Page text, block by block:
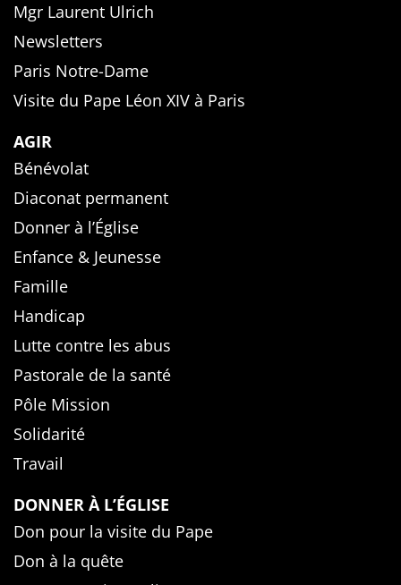
Mgr Laurent Ulrich
Newsletters
Paris Notre-Dame
Visite du Pape Léon XIV à Paris
AGIR
Bénévolat
Diaconat permanent
Donner à l’Église
Enfance & Jeunesse
Famille
Handicap
Lutte contre les abus
Pastorale de la santé
Pôle Mission
Solidarité
Travail
DONNER À L’ÉGLISE
Don pour la visite du Pape
Don à la quête